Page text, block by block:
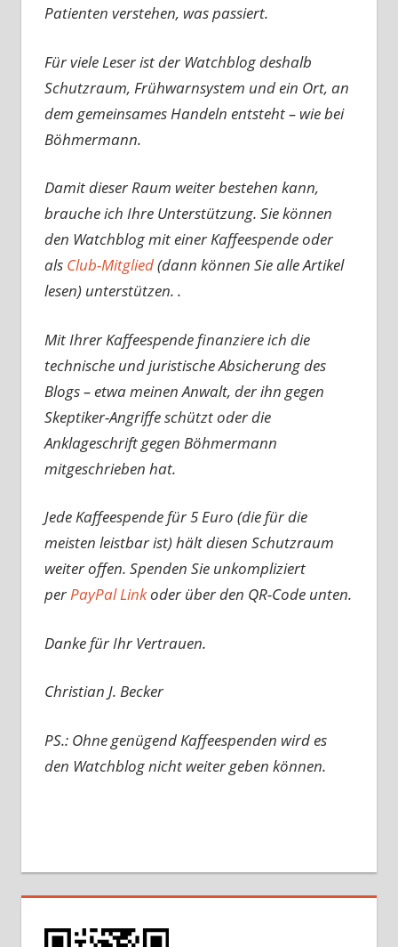
Patienten verstehen, was passiert.
Für viele Leser ist der Watchblog deshalb
Schutzraum, Frühwarnsystem und ein Ort, an
dem gemeinsames Handeln entsteht – wie bei
Böhmermann.
Damit dieser Raum weiter bestehen kann,
brauche ich Ihre Unterstützung. Sie können
den Watchblog mit einer Kaffeespende oder
als Club-Mitglied(dann können Sie alle Artikel
lesen) unterstützen. .
Mit Ihrer Kaffeespende finanziere ich die
technische und juristische Absicherung des
Blogs – etwa meinen Anwalt, der ihn gegen
Skeptiker-Angriffe schützt oder die
Anklageschrift gegen Böhmermann
mitgeschrieben hat.
Jede Kaffeespende für 5 Euro (die für die
meisten leistbar ist) hält diesen Schutzraum
weiter offen. Spenden Sie unkompliziert
perPayPal Linkoder über den QR-Code unten.
Danke für Ihr Vertrauen.
Christian J. Becker
PS.: Ohne genügend Kaffeespenden wird es
den Watchblog nicht weiter geben können.